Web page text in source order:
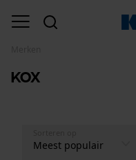
KOX